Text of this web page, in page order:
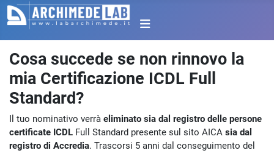
Cosa succede se non rinnovo la
mia Certificazione ICDL Full
Standard?
Il tuo nominativo verrà eliminato sia dal registro delle persone
certificate ICDL Full Standard presente sul sito AICA sia dal
registro di Accredia. Trascorsi 5 anni dal conseguimento del